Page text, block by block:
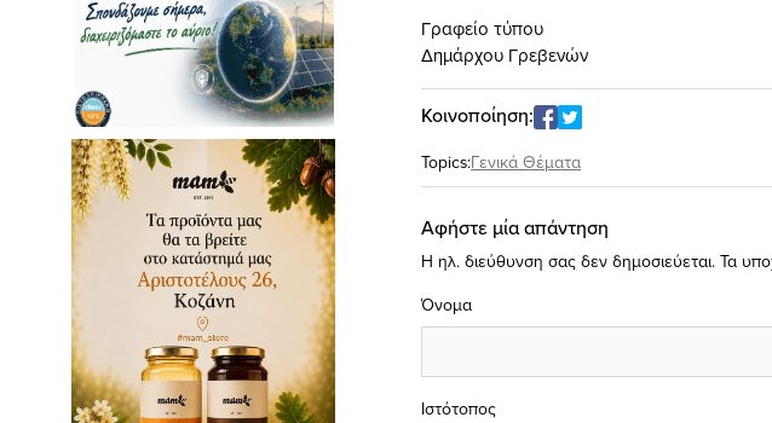
Γραφείο τύπου
Δημάρχου Γρεβενών
Κοινοποίηση:
Topics:Γενικά Θέματα
Αφήστε μία απάντηση
Η ηλ. διεύθυνση σας δεν δημοσιεύεται. Τα
Όνομα
Ιστότοπος